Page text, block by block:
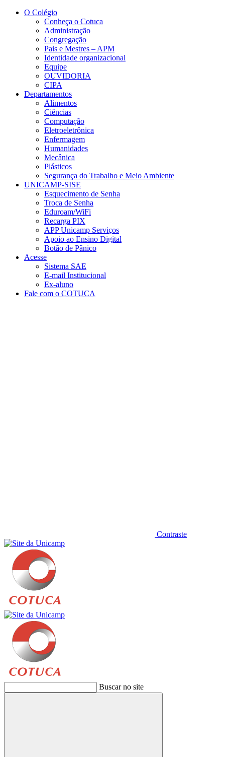
Conteúdo principal
O Colégio
Conheça o Cotuca
Administração
Congregação
Pais e Mestres – APM
Identidade organizacional
Equipe
OUVIDORIA
CIPA
Departamentos
Alimentos
Ciências
Computação
Eletroeletrônica
Enfermagem
Humanidades
Mecânica
Plásticos
Segurança do Trabalho e Meio Ambiente
UNICAMP-SISE
Esquecimento de Senha
Troca de Senha
Eduroam/WiFi
Recarga PIX
APP Unicamp Serviços
Apoio ao Ensino Digital
Botão de Pânico
Acesse
Sistema SAE
E-mail Institucional
Ex-aluno
Fale com o COTUCA
Contraste
Buscar no site